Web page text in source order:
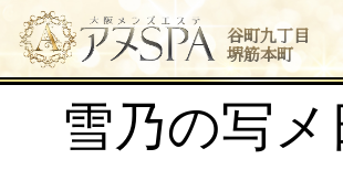
谷町九丁目
堺筋本町
雪乃の写